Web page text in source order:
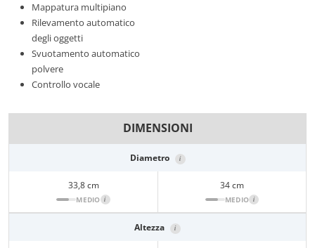
Mappatura multipiano
Rilevamento automatico
degli oggetti
Svuotamento automatico
polvere
Controllo vocale
DIMENSIONI
Diametro i
33,8 cm
MEDIO i
34 cm
MEDIO i
Altezza i